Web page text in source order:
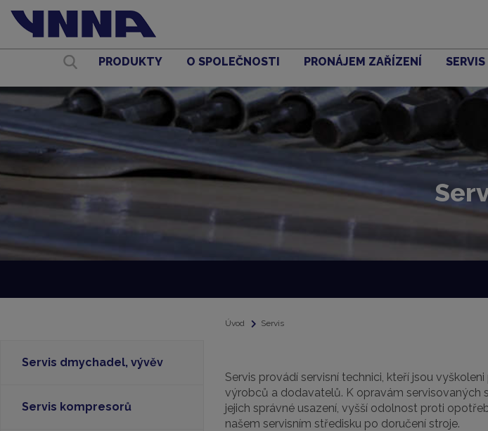
PRODUKTY O SPOLEČNOSTI PRONÁJEM ZAŘÍZENÍ SERVIS
Úvod Servis
Servis provádí servisní technici, kteří jsou
výrobců a dodavatelů. K opravám servisovaných
jejich správné usazení, vyšší odolnost proti
našem servisním středisku po doručení stroje.
Servis dmychadel, vývěv
Servis kompresorů